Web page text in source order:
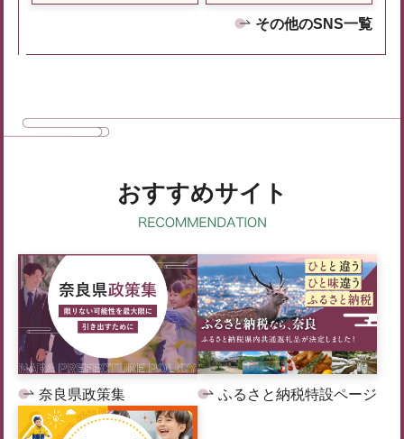
その他のSNS一覧
おすすめサイト
奈良県政策集 ふるさと納税特設ページ